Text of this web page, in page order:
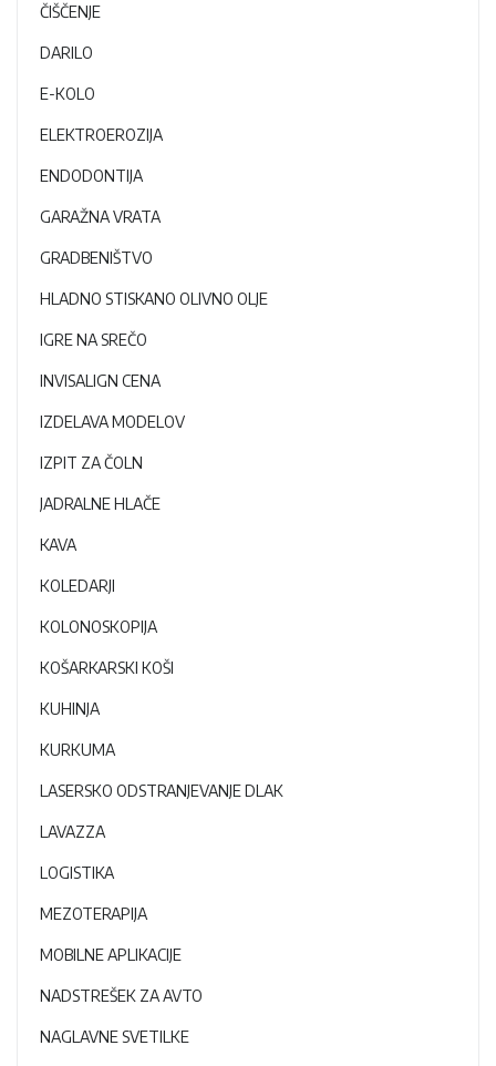
ČIŠČENJE
DARILO
E-KOLO
ELEKTROEROZIJA
ENDODONTIJA
GARAŽNA VRATA
GRADBENIŠTVO
HLADNO STISKANO OLIVNO OLJE
IGRE NA SREČO
INVISALIGN CENA
IZDELAVA MODELOV
IZPIT ZA ČOLN
JADRALNE HLAČE
KAVA
KOLEDARJI
KOLONOSKOPIJA
KOŠARKARSKI KOŠI
KUHINJA
KURKUMA
LASERSKO ODSTRANJEVANJE DLAK
LAVAZZA
LOGISTIKA
MEZOTERAPIJA
MOBILNE APLIKACIJE
NADSTREŠEK ZA AVTO
NAGLAVNE SVETILKE